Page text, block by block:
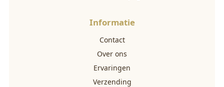
Informatie
Contact
Over ons
Ervaringen
Verzending